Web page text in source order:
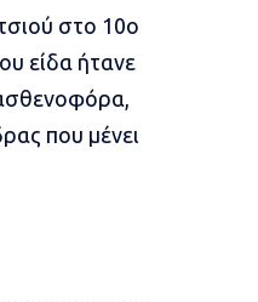
στο 10ο
είδα ήτανε
που μένει